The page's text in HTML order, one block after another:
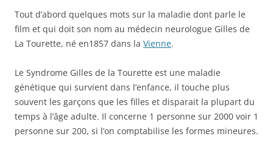
Tout d’abord quelques mots sur la maladie dont parle le
film et qui doit son nom au médecin neurologue Gilles de
La Tourette, né en1857 dans la Vienne.
Le Syndrome Gilles de la Tourette est une maladie
génétique qui survient dans l’enfance, il touche plus
souvent les garçons que les filles et disparait la plupart du
temps à l’âge adulte. Il concerne 1 personne sur 2000 voir 1
personne sur 200, si l’on comptabilise les formes mineures.